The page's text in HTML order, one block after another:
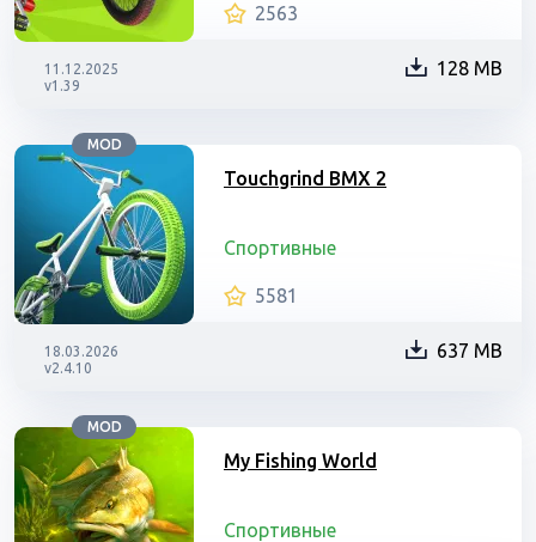
2563
11.12.2025
v1.39
128 MB
MOD
Touchgrind BMX 2
Спортивные
5581
18.03.2026
v2.4.10
637 MB
MOD
My Fishing World
Спортивные